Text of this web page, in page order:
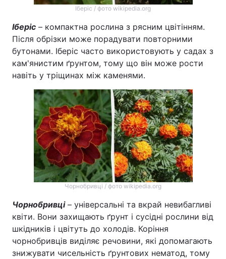
Іберіс / фото wikipedia.org
Іберіс – компактна рослина з рясним цвітінням.
Після обрізки може порадувати повторними
бутонами. Іберіс часто використовують у садах з
кам'янистим ґрунтом, тому що він може рости
навіть у тріщинах між каменями.
Чорнобривці / фото wikipedia.org
Чорнобривці– універсальні та вкрай невибагливі
квіти. Вони захищають ґрунт і сусідні рослини від
шкідників і цвітуть до холодів. Коріння
чорнобривців виділяє речовини, які допомагають
знижувати чисельність ґрунтових нематод, тому